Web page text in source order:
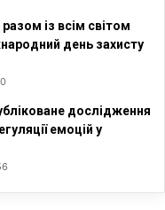
разом із всім світом
день захисту
дослідження
емоцій у